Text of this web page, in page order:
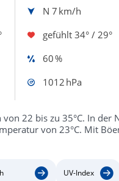
N 7 km/h
gefühlt 34° / 29°
60 %
1012 hPa
22 bis zu 35°C. In der
von 23°C. Mit
UV-Index